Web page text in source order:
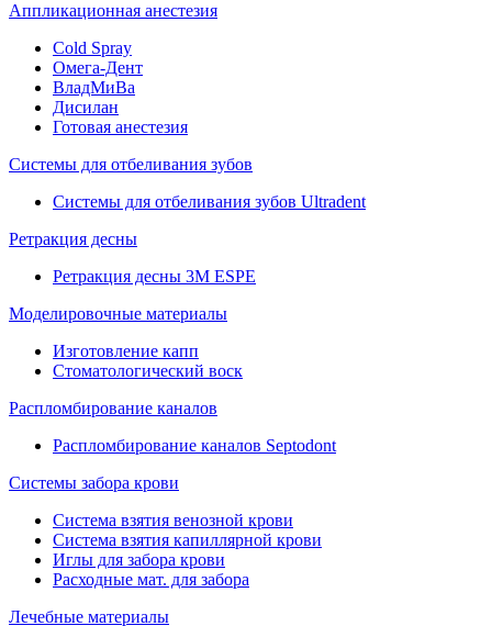
Аппликационная анестезия
Cold Spray
Омега-Дент
ВладМиВа
Дисилан
Готовая анестезия
Системы для отбеливания зубов
Системы для отбеливания зубов Ultradent
Ретракция десны
Ретракция десны 3M ESPE
Моделировочные материалы
Изготовление капп
Стоматологический воск
Распломбирование каналов
Распломбирование каналов Septodont
Системы забора крови
Система взятия венозной крови
Система взятия капиллярной крови
Иглы для забора крови
Расходные мат. для забора
Лечебные материалы